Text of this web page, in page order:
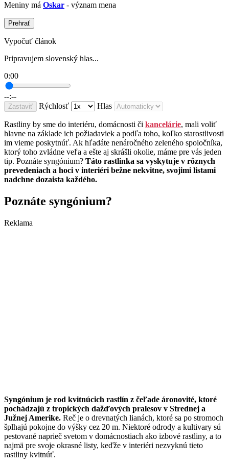
Meniny má Oskar - význam mena
Prehrať
Vypočuť článok
Pripravujem slovenský hlas...
0:00
--:--
Zastaviť Rýchlosť Hlas
Rastliny by sme do interiéru, domácnosti či kancelárie, mali voliť
hlavne na základe ich požiadaviek a podľa toho, koľko starostlivosti
im vieme poskytnúť. Ak hľadáte nenáročného zeleného spoločníka,
ktorý toho zvládne veľa a ešte aj skrášli okolie, máme pre vás jeden
tip. Poznáte syngónium? Táto rastlinka sa vyskytuje v rôznych
prevedeniach a hoci v interiéri bežne nekvitne, svojimi listami
nadchne dozaista každého.
Poznáte syngónium?
Reklama
Syngónium je rod kvitnúcich rastlín z čeľade áronovité, ktoré
pochádzajú z tropických dažďových pralesov v Strednej a
Južnej Amerike. Reč je o drevnatých lianách, ktoré sa po stromoch
šplhajú pokojne do výšky cez 20 m. Niektoré odrody a kultivary sú
pestované naprieč svetom v domácnostiach ako izbové rastliny, a to
najmä pre svoje okrasné listy, keďže v interiéri nezvyknú tieto
rastliny kvitnúť.